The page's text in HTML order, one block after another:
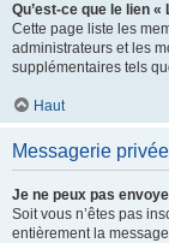
Qu’est-ce que le lien «
Cette page liste les
administrateurs et les
supplémentaires tels
Haut
Messagerie privée
Je ne peux pas
Soit vous n’êtes pas
entièrement la